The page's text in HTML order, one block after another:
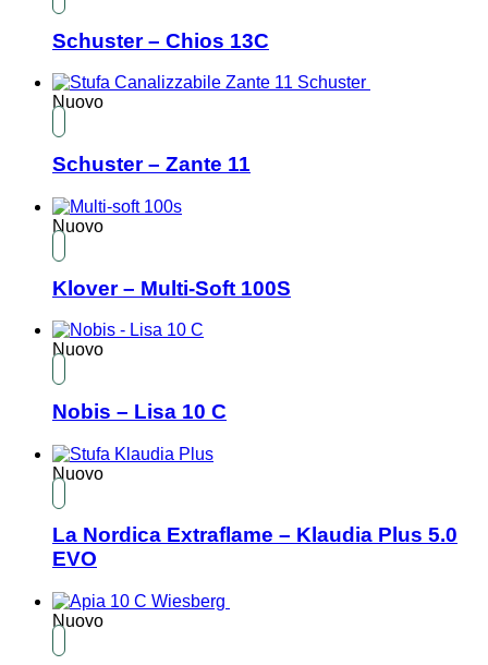
Schuster – Chios 13C
Nuovo
Schuster – Zante 11
Nuovo
Klover – Multi-Soft 100S
Nuovo
Nobis – Lisa 10 C
Nuovo
La Nordica Extraflame – Klaudia Plus 5.0
EVO
Nuovo